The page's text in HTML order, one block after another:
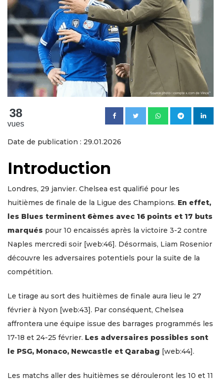
38
vues
Date de publication : 29.01.2026
Introduction
Londres, 29 janvier. Chelsea est qualifié pour les
huitièmes de finale de la Ligue des Champions. En effet,
les Blues terminent 6èmes avec 16 points et 17 buts
marqués pour 10 encaissés après la victoire 3-2 contre
Naples mercredi soir [web:46]. Désormais, Liam Rosenior
découvre les adversaires potentiels pour la suite de la
compétition.
Le tirage au sort des huitièmes de finale aura lieu le 27
février à Nyon [web:43]. Par conséquent, Chelsea
affrontera une équipe issue des barrages programmés les
17-18 et 24-25 février. Les adversaires possibles sont
le PSG, Monaco, Newcastle et Qarabag [web:44].
Les matchs aller des huitièmes se dérouleront les 10 et 11